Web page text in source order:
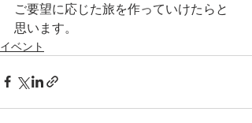
ご要望に応じた旅を作っていけたらと
思います。
イベント